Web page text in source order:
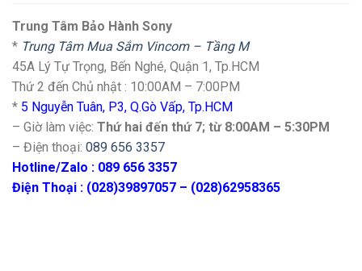
Trung Tâm Bảo Hành Sony
* Trung Tâm Mua Sắm Vincom – Tầng M
45A Lý Tự Trọng, Bến Nghé, Quận 1, Tp.HCM
Thứ 2 đến Chủ nhật : 10:00AM – 7:00PM
* 5 Nguyễn Tuân, P3, Q.Gò Vấp, Tp.HCM
– Giờ làm việc: Thứ hai đến thứ 7; từ 8:00AM – 5:30PM
– Điện thoại: 089 656 3357
Hotline/Zalo : 089 656 3357
Điện Thoại : (028)39897057 – (028)62958365